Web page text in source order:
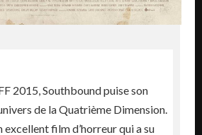
2015, Southbound puise son
de la Quatrième Dimension.
excellent film d’horreur qui a su